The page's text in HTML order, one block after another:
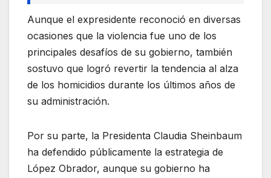
Aunque el expresidente reconoció en diversas
ocasiones que la violencia fue uno de los
principales desafíos de su gobierno, también
sostuvo que logró revertir la tendencia al alza
de los homicidios durante los últimos años de
su administración.
Por su parte, la Presidenta Claudia Sheinbaum
ha defendido públicamente la estrategia de
López Obrador, aunque su gobierno ha